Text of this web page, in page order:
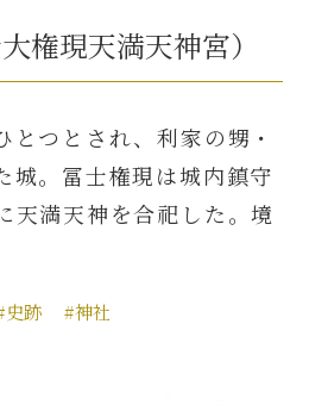
権現天満天神宮）
とつとされ、利家の甥・
城。冨士権現は城内鎮守
天満天神を合祀した。境
史跡 #神社